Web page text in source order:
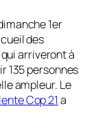
1er
des
arriveront à
135 personnes
ampleur. Le
Cop 21a